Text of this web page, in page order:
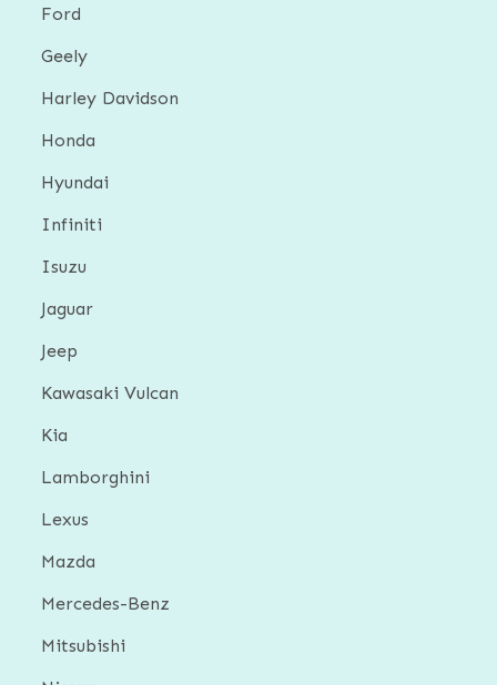
Ford
Geely
Harley Davidson
Honda
Hyundai
Infiniti
Isuzu
Jaguar
Jeep
Kawasaki Vulcan
Kia
Lamborghini
Lexus
Mazda
Mercedes-Benz
Mitsubishi